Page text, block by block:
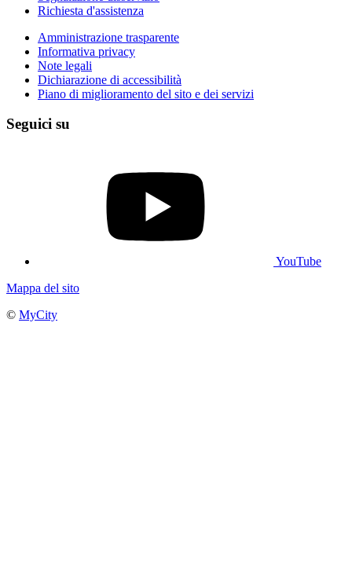
Richiesta d'assistenza
Amministrazione trasparente
Informativa privacy
Note legali
Dichiarazione di accessibilità
Piano di miglioramento del sito e dei servizi
Seguici su
YouTube
Mappa del sito
© MyCity